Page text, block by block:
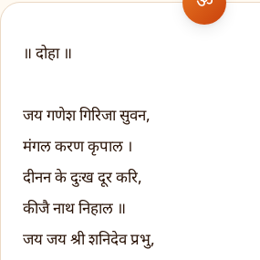
॥ दोहा ॥
जय गणेश गिरिजा सुवन,
मंगल करण कृपाल ।
दीनन के दुःख दूर करि,
कीजै नाथ निहाल ॥
जय जय श्री शनिदेव प्रभु,